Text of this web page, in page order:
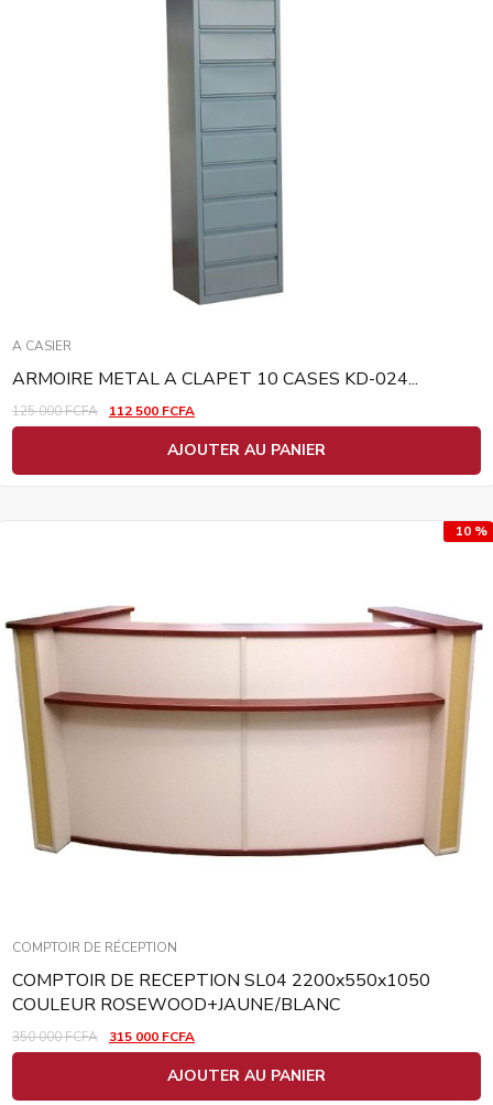
A CASIER
ARMOIRE METAL A CLAPET 10 CASES KD-024...
125 000FCFA 112 500 FCFA
AJOUTER AU PANIER
10 %
COMPTOIR DE RÉCEPTION
COMPTOIR DE RECEPTION SL04 2200x550x1050
COULEUR ROSEWOOD+JAUNE/BLANC
350 000FCFA 315 000 FCFA
AJOUTER AU PANIER